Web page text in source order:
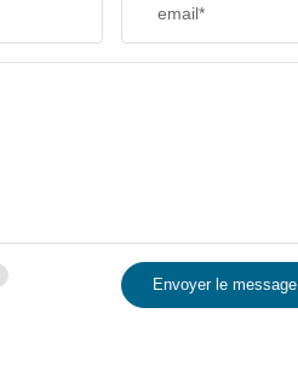
email*
Envoyer le message